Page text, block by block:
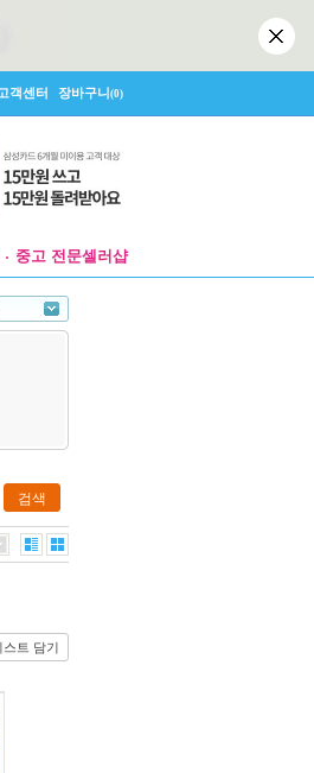
객센터 장바구니(0)
중고 전문셀러샵
검색
스트 담기